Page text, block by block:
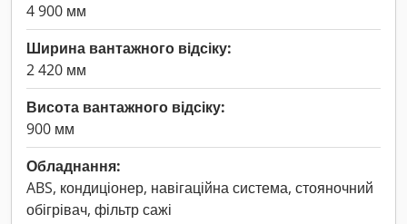
4 900 мм
Ширина вантажного відсіку:
2 420 мм
Висота вантажного відсіку:
900 мм
Обладнання:
ABS, кондиціонер, навігаційна система, стояночний
обігрівач, фільтр сажі